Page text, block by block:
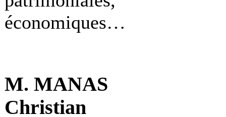
économiques…
M. MANAS
Christian